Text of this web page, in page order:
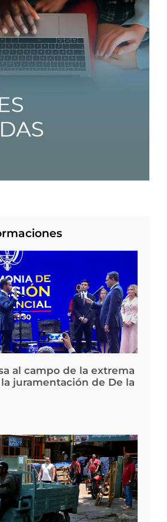
al campo de la extrema
juramentación de De la